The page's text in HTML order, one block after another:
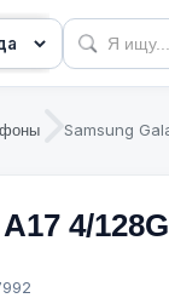
Samsung
4/